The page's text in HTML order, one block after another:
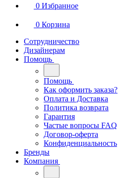
0 Избранное
0 Корзина
Сотрудничество
Дизайнерам
Помощь
Помощь
Как оформить заказа?
Оплата и Доставка
Политика возврата
Гарантия
Частые вопросы FAQ
Договор-оферта
Конфиденциальность
Бренды
Компания